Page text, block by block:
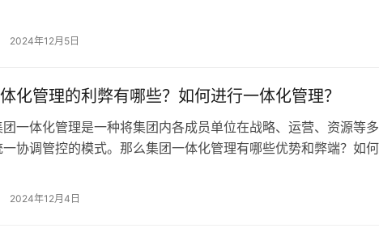
2024年12月5日
化管理的利弊有哪些？如何进行一体化管理？
一体化管理是一种将集团内各成员单位在战略、运营、资源等
协调管控的模式。那么集团一体化管理有哪些优势和弊端？如何
2024年12月4日